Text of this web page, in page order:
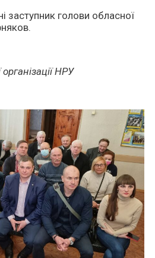
заступник голови обласної
НРУ